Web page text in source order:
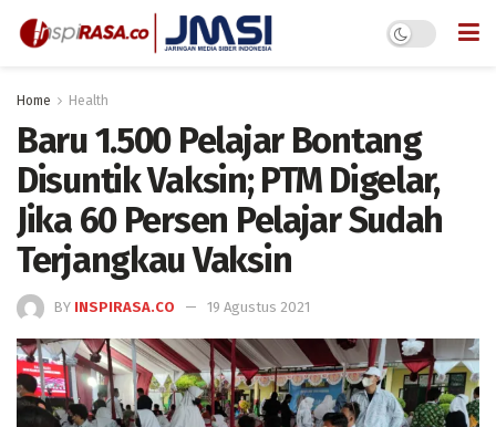
Home Health
Baru 1.500 Pelajar Bontang
Disuntik Vaksin; PTM Digelar,
Jika 60 Persen Pelajar Sudah
Terjangkau Vaksin
BY INSPIRASA.CO 19 Agustus 2021